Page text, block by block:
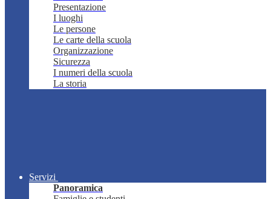
Presentazione
I luoghi
Le persone
Le carte della scuola
Organizzazione
Sicurezza
I numeri della scuola
La storia
Servizi
Panoramica